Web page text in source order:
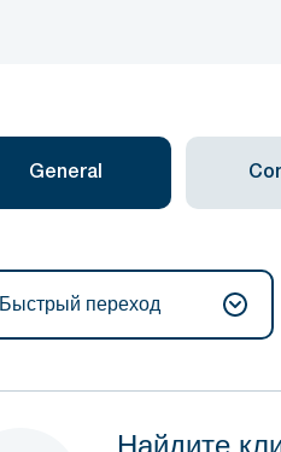
General
Быстрый переход
Найдите